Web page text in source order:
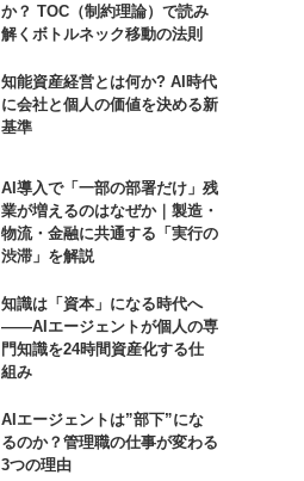
か？ TOC（制約理論）で読み
解くボトルネック移動の法則
知能資産経営とは何か? AI時代
に会社と個人の価値を決める新
基準
AI導入で「一部の部署だけ」残
業が増えるのはなぜか｜製造・
物流・金融に共通する「実行の
渋滞」を解説
知識は「資本」になる時代へ
——AIエージェントが個人の専
門知識を24時間資産化する仕
組み
AIエージェントは”部下”にな
るのか？管理職の仕事が変わる
3つの理由